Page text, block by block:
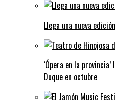
Llega una nueva
‘Ópera en la
Duque en octubre